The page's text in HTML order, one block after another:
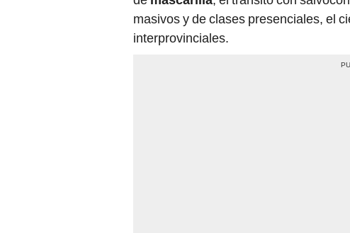
masivos y de clases presenciales, el
interprovinciales.